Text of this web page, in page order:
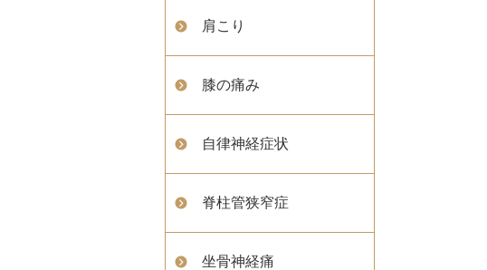
肩こり
膝の痛み
自律神経症状
脊柱管狭窄症
坐骨神経痛